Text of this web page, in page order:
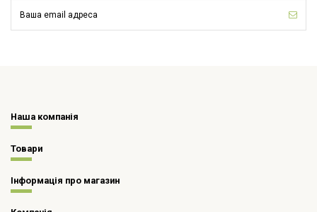
Наша компанія
Товари
Інформація про магазин